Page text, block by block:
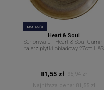
promocja
Heart & Soul
Schonwald - Heart & Soul Cumin
talerz płytki obiadowy 27cm H&S
81,55 zł 95,94 zł
Najniższa cena:
81,55 zł